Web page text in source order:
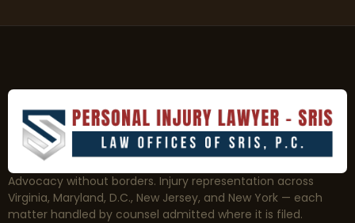
Advocacy without borders. Injury representation across
Virginia, Maryland, D.C., New Jersey, and New York — each
matter handled by counsel admitted where it is filed.